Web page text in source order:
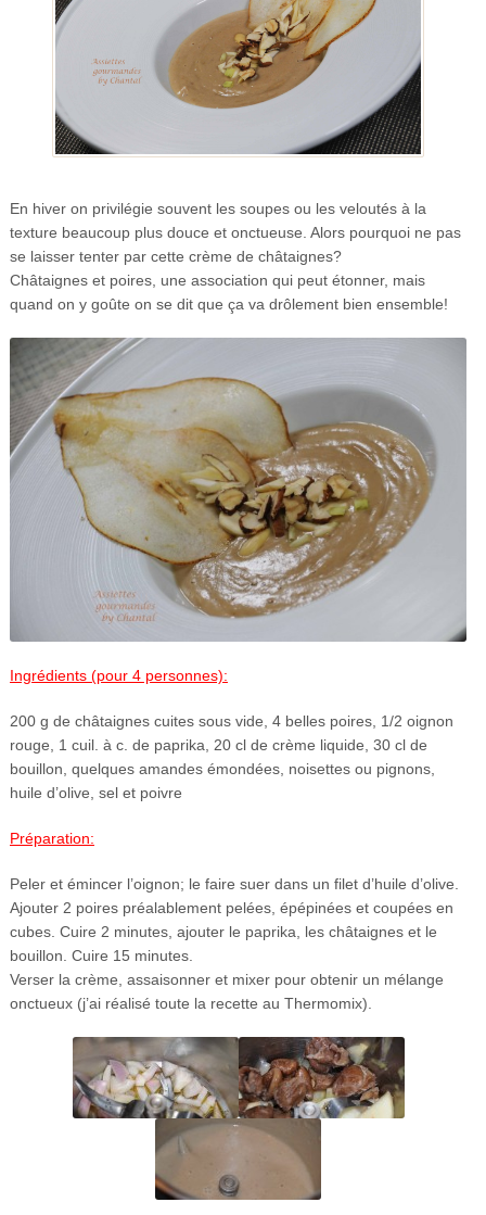
En hiver on privilégie souvent les soupes ou les veloutés à la
texture beaucoup plus douce et onctueuse. Alors pourquoi ne pas
se laisser tenter par cette crème de châtaignes?
Châtaignes et poires, une association qui peut étonner, mais
quand on y goûte on se dit que ça va drôlement bien ensemble!
Ingrédients (pour 4 personnes):
200 g de châtaignes cuites sous vide, 4 belles poires, 1/2 oignon
rouge, 1 cuil. à c. de paprika, 20 cl de crème liquide, 30 cl de
bouillon, quelques amandes émondées, noisettes ou pignons,
huile d’olive, sel et poivre
Préparation:
Peler et émincer l’oignon; le faire suer dans un filet d’huile d’olive.
Ajouter 2 poires préalablement pelées, épépinées et coupées en
cubes. Cuire 2 minutes, ajouter le paprika, les châtaignes et le
bouillon. Cuire 15 minutes.
Verser la crème, assaisonner et mixer pour obtenir un mélange
onctueux (j’ai réalisé toute la recette au Thermomix).